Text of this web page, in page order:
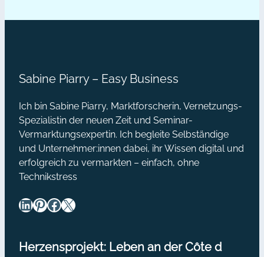
Beitrag an der Blogparade von Ivan
Sabine Piarry – Easy Business
Ich bin Sabine Piarry, Marktforscherin, Vernetzungs-
Spezialistin der neuen Zeit und Seminar-
Vermarktungsexpertin. Ich begleite Selbständige
und Unternehmer:innen dabei, ihr Wissen digital und
erfolgreich zu vermarkten – einfach, ohne
Technikstress
LinkedIn Pinterest Facebook X
Herzensprojekt: Leben an der Côte d